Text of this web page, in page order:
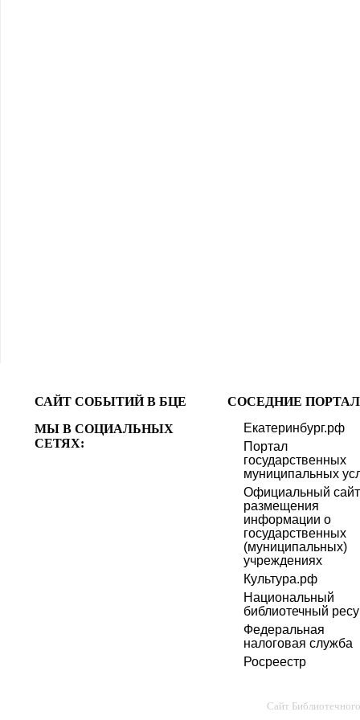
САЙТ СОБЫТИЙ В БЦЕ
МЫ В СОЦИАЛЬНЫХ
СЕТЯХ:
СОСЕДНИЕ
Екатеринбург.рф
Портал
государственных
муниципальных
Официальный
размещения
информации о
государственных
(муниципальных)
учреждениях
Культура.рф
Национальный
библиотечный
Федеральная
налоговая служба
Росреестр
Сайт